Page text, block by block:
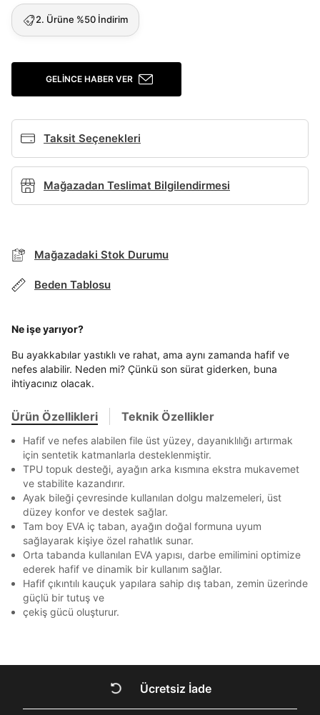
DOĞRU UNDER
2. Ürüne %50 İndirim
GELINCE HABER VER
Taksit Seçenekleri
Banka Kart Taksit
İşbankası Maximum 6
Ziraat Bankası Ziraat Bankası
QNB QNB 4
AnadoluBank World 3
Kapat
Mağazadan Teslimat Bilgilendirmesi
Mağazadaki Stok Durumu
Beden Tablosu
Ne işe yarıyor?
Bu ayakkabılar yastıklı ve rahat, ama aynı zamanda hafif ve
nefes alabilir. Neden mi? Çünkü son sürat giderken, buna
ihtiyacınız olacak.
Ürün Özellikleri Teknik Özellikler
Hafif ve nefes alabilen file üst yüzey, dayanıklılığı artırmak
için sentetik katmanlarla desteklenmiştir.
TPU topuk desteği, ayağın arka kısmına ekstra mukavemet
ve stabilite kazandırır.
Ayak bileği çevresinde kullanılan dolgu malzemeleri, üst
düzey konfor ve destek sağlar.
Tam boy EVA iç taban, ayağın doğal formuna uyum
sağlayarak kişiye özel rahatlık sunar.
Orta tabanda kullanılan EVA yapısı, darbe emilimini optimize
ederek hafif ve dinamik bir kullanım sağlar.
Hafif çıkıntılı kauçuk yapılara sahip dış taban, zemin üzerinde
güçlü bir tutuş ve
çekiş gücü oluşturur.
Mağazada Bul
Beden Seçin
Mağazada Bul
BEDEN TABLOSU
Stok Bildirimi
Ürün stoklara geldiğindemail adresinize
bildirim göndereceğiz.
Kapat
Ücretsiz İade
Term Of Use
Kapat
ipsum
Kapat
Siparişinizin durumu hakkında bilgi alabilmek için
aşağıdaki bilgileri giriniz.
E-posta Adresi *
Sorgula
Giriş Yap
Soyad*
E-posta Adresi*
Şifre*
göster
Bir rakam
Bir büyük harf
En az 1 özel karakter
Aşağıdakileri okudum ve kabul ediyorum:
Kişisel verileriniz Aydınlatma Metni
uyarınca işlenecektir. Kişisel verilerimin Doğuş
Perakende Satış Giyim ve Aksesuar Ticaret A.Ş.
tarafından ticari elektronik ileti gönderilmesi amacıyla
işlenmesini kabul ediyorum.
Sms
E-mail
Çağrı Merkezi / Arama
Kişisel verilerimin Doğuş Perakende Satış Giyim ve
verilerimin kişiselleştirilmiş reklamcılık faaliyeti
amacıyla işlenmesini kabul ediyorum.
internet sitesi altyapı hizmetlerinin sunucularının yurt
sn
SMS Onay Kodu
Bilgilerinizi güncellemek için lütfen telefonunuza SMS
ile gelen kodu girerek telefon numaranızı doğrulayın.
GÖNDER
sn
SMS Onay Kodu
Bilgilerinizi güncellemek için lütfen telefonunuza SMS
ile gelen kodu girerek telefon numaranızı doğrulayın.
GÖNDER